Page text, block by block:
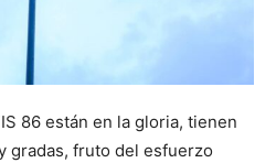
86 están en la gloria, tienen
gradas, fruto del esfuerzo